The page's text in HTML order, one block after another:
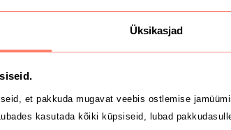
Üksikasjad
et pakkuda mugavat veebis ostlemise
kasutada kõiki küpsiseid, lubad